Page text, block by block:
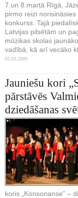
7.un 8.martā Rīgā,
pirmo reizi
konkurss. Tajā
Latvijas pilsētām un
mūzikas skolas
vadībā, kā arī vecāko
02.03.2009.
Jauniešu kori
pārstāvēs
dziedāšanas
koris „Konsonanse” –